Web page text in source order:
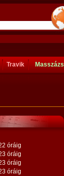
Travik Masszázs
óráig
óráig
óráig
óráig